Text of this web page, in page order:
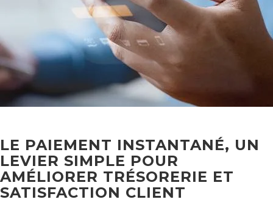
LE PAIEMENT INSTANTANÉ, UN
LEVIER SIMPLE POUR
AMÉLIORER TRÉSORERIE ET
SATISFACTION CLIENT